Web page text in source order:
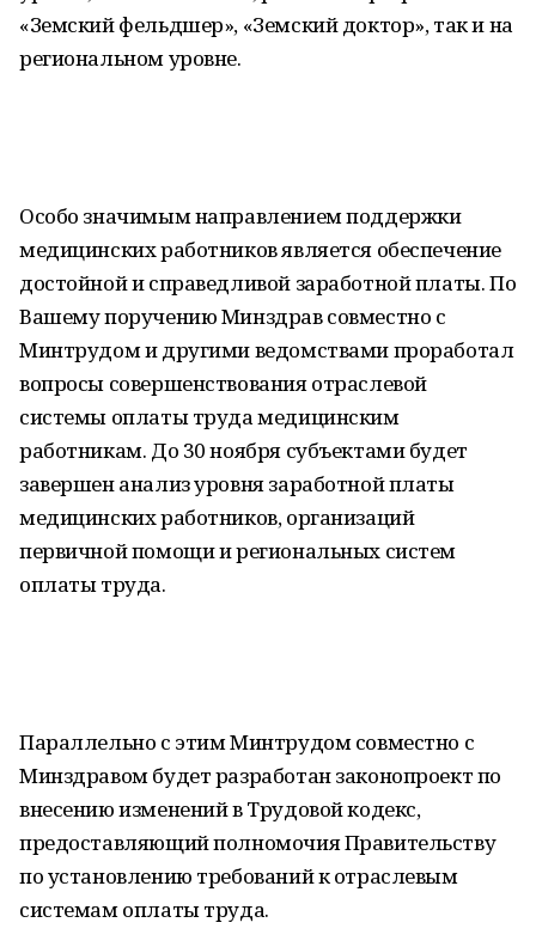
«Земский фельдшер», «Земский доктор», так и на
региональном уровне.
Особо значимым направлением поддержки
медицинских работников является обеспечение
достойной и справедливой заработной платы. По
Вашему поручению Минздрав совместно с
Минтрудом и другими ведомствами проработал
вопросы совершенствования отраслевой
системы оплаты труда медицинским
работникам. До 30 ноября субъектами будет
завершен анализ уровня заработной платы
медицинских работников, организаций
первичной помощи и региональных систем
оплаты труда.
Параллельно с этим Минтрудом совместно с
Минздравом будет разработан законопроект по
внесению изменений в Трудовой кодекс,
предоставляющий полномочия Правительству
по установлению требований к отраслевым
системам оплаты труда.